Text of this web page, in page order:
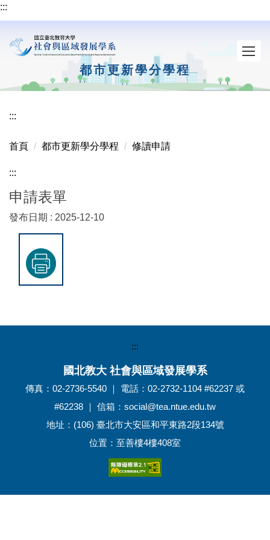
跳
到
主
要
:::
都市更新學分學程
:::
首頁 都市更新學分學程 修讀申請
:::
申請表單
發布日期 : 2025-12-10
:::
國北教大 社會與區域發展學系
傳真：02-2736-5540 ｜ 電話：02-2732-1104 #62237 或
#62238 ｜ 信箱：social@tea.ntue.edu.tw
地址：(106) 臺北市大安區和平東路2段134號
位置：至善樓4樓408室